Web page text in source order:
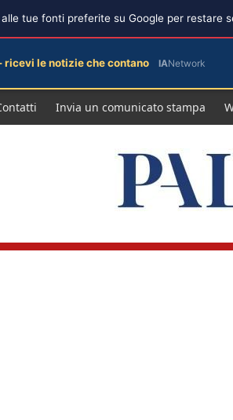
Invia un comunicato stampa
alle tue fonti preferite su Google per restare
ricevi le notizie che contano IANetwork